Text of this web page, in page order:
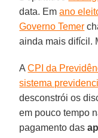
data. Emano
Governo Temer
ainda mais difícil.
ACPI da
sistema
desconstrói os
em pouco tempo
pagamento das